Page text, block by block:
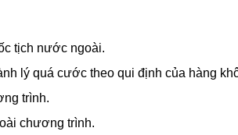
tịch nước ngoài.
lý quá cước theo qui định của hàng
trình.
chương trình.